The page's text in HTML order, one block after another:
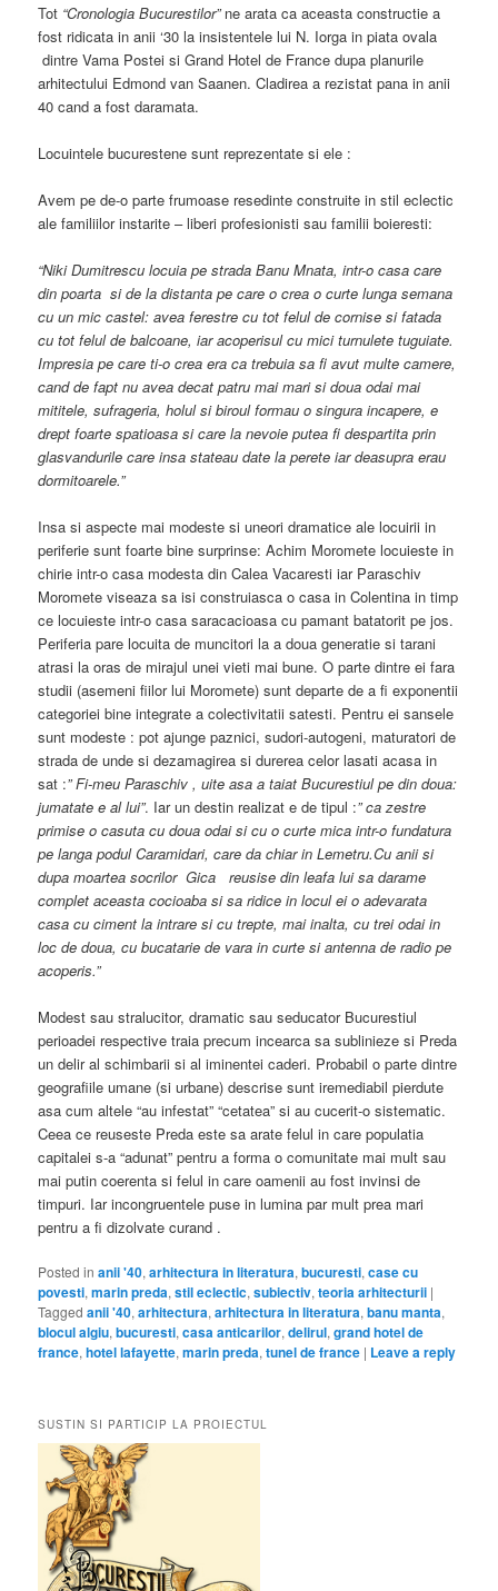
Tot “Cronologia Bucurestilor”ne arata ca aceasta constructie a
fost ridicata in anii ‘30 la insistentele lui N. Iorga in piata ovala
dintre Vama Postei si Grand Hotel de France dupa planurile
arhitectului Edmond van Saanen. Cladirea a rezistat pana in anii
40 cand a fost daramata.
Locuintele bucurestene sunt reprezentate si ele :
Avem pe de-o parte frumoase resedinte construite in stil eclectic
ale familiilor instarite – liberi profesionisti sau familii boieresti:
“Niki Dumitrescu locuia pe strada Banu Mnata, intr-o casa care
din poarta si de la distanta pe care o crea o curte lunga semana
cu un mic castel: avea ferestre cu tot felul de cornise si fatada
cu tot felul de balcoane, iar acoperisul cu mici turnulete tuguiate.
Impresia pe care ti-o crea era ca trebuia sa fi avut multe camere,
cand de fapt nu avea decat patru mai mari si doua odai mai
mititele, sufrageria, holul si biroul formau o singura incapere, e
drept foarte spatioasa si care la nevoie putea fi despartita prin
glasvandurile care insa stateau date la perete iar deasupra erau
dormitoarele.”
Insa si aspecte mai modeste si uneori dramatice ale locuirii in
periferie sunt foarte bine surprinse: Achim Moromete locuieste in
chirie intr-o casa modesta din Calea Vacaresti iar Paraschiv
Moromete viseaza sa isi construiasca o casa in Colentina in timp
ce locuieste intr-o casa saracacioasa cu pamant batatorit pe jos.
Periferia pare locuita de muncitori la a doua generatie si tarani
atrasi la oras de mirajul unei vieti mai bune. O parte dintre ei fara
studii (asemeni fiilor lui Moromete) sunt departe de a fi exponentii
categoriei bine integrate a colectivitatii satesti. Pentru ei sansele
sunt modeste : pot ajunge paznici, sudori-autogeni, maturatori de
strada de unde si dezamagirea si durerea celor lasati acasa in
sat :” Fi-meu Paraschiv , uite asa a taiat Bucurestiul pe din doua:
jumatate e al lui”. Iar un destin realizat e de tipul :” ca zestre
primise o casuta cu doua odai si cu o curte mica intr-o fundatura
pe langa podul Caramidari, care da chiar in Lemetru.Cu anii si
dupa moartea socrilor Gica reusise din leafa lui sa darame
complet aceasta cocioaba si sa ridice in locul ei o adevarata
casa cu ciment la intrare si cu trepte, mai inalta, cu trei odai in
loc de doua, cu bucatarie de vara in curte si antenna de radio pe
acoperis.”
Modest sau stralucitor, dramatic sau seducator Bucurestiul
perioadei respective traia precum incearca sa sublinieze si Preda
un delir al schimbarii si al iminentei caderi. Probabil o parte dintre
geografiile umane (si urbane) descrise sunt iremediabil pierdute
asa cum altele “au infestat” “cetatea” si au cucerit-o sistematic.
Ceea ce reuseste Preda este sa arate felul in care populatia
capitalei s-a “adunat” pentru a forma o comunitate mai mult sau
mai putin coerenta si felul in care oamenii au fost invinsi de
timpuri. Iar incongruentele puse in lumina par mult prea mari
pentru a fi dizolvate curand .
Posted in anii '40,arhitectura in literatura,bucuresti,case cu
povesti,marin preda,stil eclectic,subiectiv,teoria arhitecturii |
Tagged anii '40,arhitectura,arhitectura in literatura,banu manta,
blocul algiu,bucuresti,casa anticarilor,delirul,grand hotel de
france,hotel lafayette,marin preda,tunel de france | Leave a reply
SUSTIN SI PARTICIP LA PROIECTUL